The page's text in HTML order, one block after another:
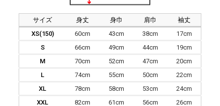
サイズ 身丈 身巾 肩巾
袖丈
XS(150)
60cm 43cm 38cm
17cm
S
66cm 49cm 44cm
19cm
M
70cm 52cm 47cm
20cm
L
74cm 55cm 50cm
22cm
XL
78cm 58cm 53cm
24cm
XXL
82cm 61cm 56cm 26cm